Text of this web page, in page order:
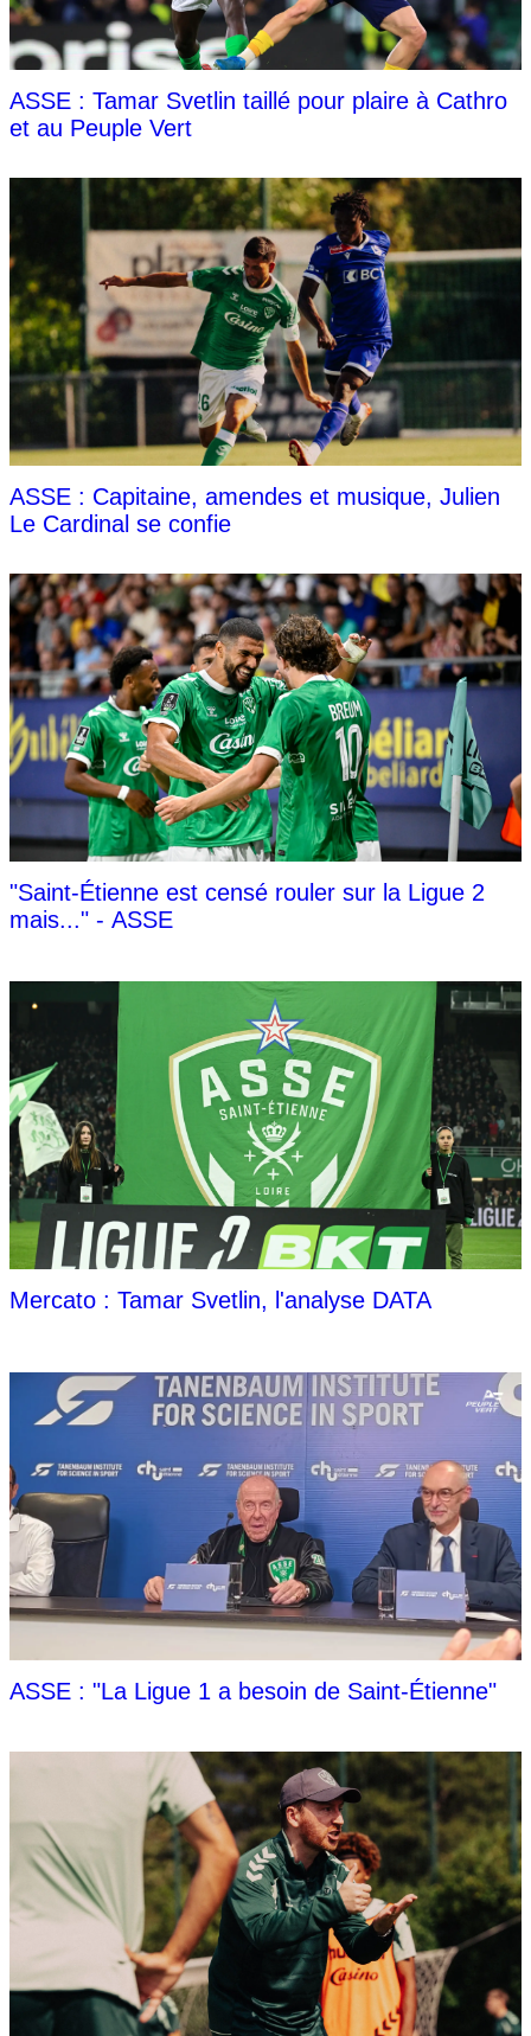
ASSE : Tamar Svetlin taillé pour plaire à Cathro
et au Peuple Vert
ASSE : Capitaine, amendes et musique, Julien
Le Cardinal se confie
"Saint-Étienne est censé rouler sur la Ligue 2
mais..." - ASSE
Mercato : Tamar Svetlin, l'analyse DATA
ASSE : "La Ligue 1 a besoin de Saint-Étienne"